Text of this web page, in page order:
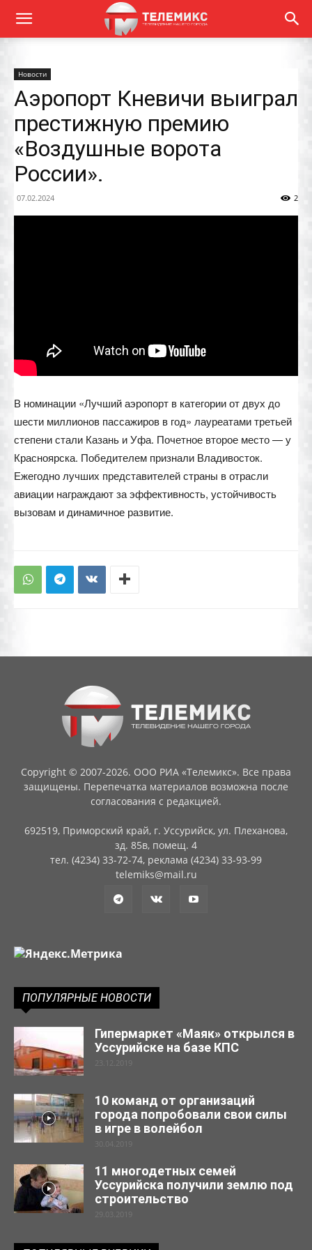
Новости
Аэропорт Кневичи выиграл
престижную премию
«Воздушные ворота
России».
07.02.2024 2
В номинации «Лучший аэропорт в категории от двух до
шести миллионов пассажиров в год» лауреатами третьей
степени стали Казань и Уфа. Почетное второе место — у
Красноярска. Победителем признали Владивосток.
Ежегодно лучших представителей страны в отрасли
авиации награждают за эффективность, устойчивость
вызовам и динамичное развитие.
Copyright © 2007-2026. ООО РИА «Телемикс». Все права
защищены. Перепечатка материалов возможна после
согласования с редакцией.
692519, Приморский край, г. Уссурийск, ул. Плеханова,
зд. 85в, помещ. 4
тел. (4234) 33-72-74, реклама (4234) 33-93-99
telemiks@mail.ru
ПОПУЛЯРНЫЕ НОВОСТИ
Гипермаркет «Маяк» открылся в
Уссурийске на базе КПС
23.12.2019
10 команд от организаций
города попробовали свои силы
в игре в волейбол
30.04.2019
11 многодетных семей
Уссурийска получили землю под
строительство
29.03.2019